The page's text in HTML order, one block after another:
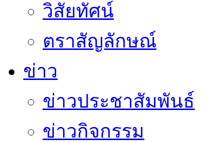
วิสัยทัศน์
ตราสัญลักษณ์
ข่าว
ข่าวประชาสัมพันธ์
ข่าวกิจกรรม